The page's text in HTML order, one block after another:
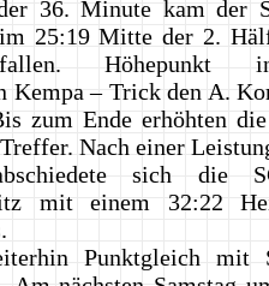
36. Minute kam der
25:19 Mitte der 2.
Höhepunkt
Kempa – Trick den A.
zum Ende erhöhten
Nach einer
sich die
mit einem 32:22
Punktgleich mit